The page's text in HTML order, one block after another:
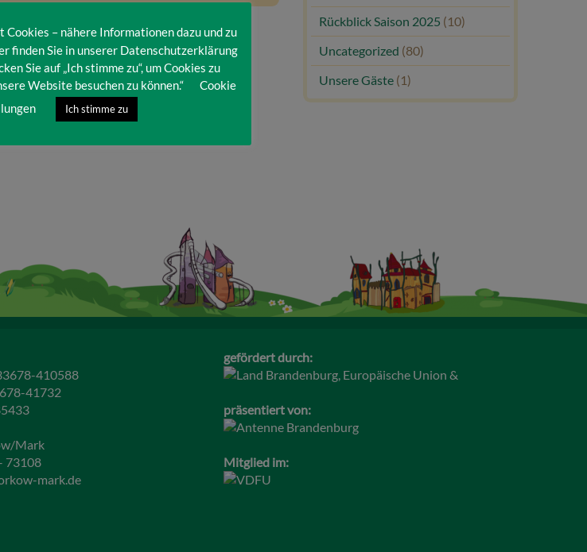
Rückblick Saison 2025 (10)
Uncategorized (80)
Unsere Gäste (1)
410588
41732
Mark
73108
mark.de
gefördert durch:
präsentiert von:
Mitglied im:
– nähere Informationen dazu und zu
finden Sie in unserer Datenschutzerklärung
Sie auf „Ich stimme zu“, um Cookies zu
Website besuchen zu können.“
Cookie
Ich stimme zu